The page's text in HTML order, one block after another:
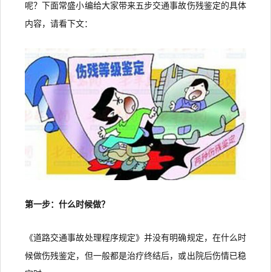
呢？下面常盛小编给大家带来五步交通事故伤残鉴定的具体
内容，请看下文：
第一步：什么时候做？
《道路交通事故处理程序规定》并没有明确规定，在什么时
候做伤残鉴定，但一般都是治疗终结后，或出院后伤情已稳